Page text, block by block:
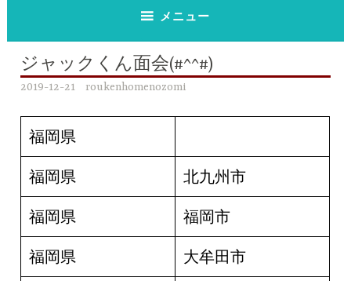
メニュー
ジャックくん面会(#^^#)
2019-12-21 roukenhomenozomi
福岡県
福岡県 北九州市
福岡県 福岡市
福岡県 大牟田市